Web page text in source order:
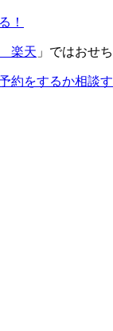
！
楽天 」ではおせ
約をするか相談